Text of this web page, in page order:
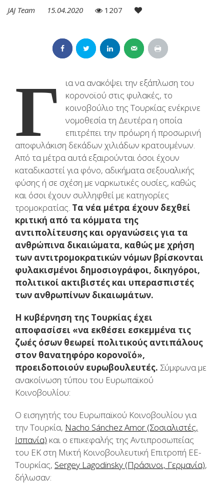
JAJ Team 15.04.2020 1207
Γ
ια να ανακόψει την εξάπλωση του
κορονοϊού στις φυλακές, το
κοινοβούλιο της Τουρκίας ενέκρινε
νομοθεσία τη Δευτέρα η οποία
επιτρέπει την πρόωρη ή προσωρινή
αποφυλάκιση δεκάδων χιλιάδων κρατουμένων.
Από τα μέτρα αυτά εξαιρούνται όσοι έχουν
καταδικαστεί για φόνο, αδικήματα σεξουαλικής
φύσης ή σε σχέση με ναρκωτικές ουσίες, καθώς
και όσοι έχουν συλληφθεί με κατηγορίες
τρομοκρατίας. Τα νέα μέτρα έχουν δεχθεί
κριτική από τα κόμματα της
αντιπολίτευσης και οργανώσεις για τα
ανθρώπινα δικαιώματα, καθώς με χρήση
των αντιτρομοκρατικών νόμων βρίσκονται
φυλακισμένοι δημοσιογράφοι, δικηγόροι,
πολιτικοί ακτιβιστές και υπερασπιστές
των ανθρωπίνων δικαιωμάτων.
Η κυβέρνηση της Τουρκίας έχει
αποφασίσει «να εκθέσει εσκεμμένα τις
ζωές όσων θεωρεί πολιτικούς αντιπάλους
στον θανατηφόρο κορονοϊό»,
προειδοποιούν ευρωβουλευτές. Σύμφωνα με
ανακοίνωση τύπου του Ευρωπαϊκού
Κοινοβουλίου:
Ο εισηγητής του Ευρωπαϊκού Κοινοβουλίου για
την Τουρκία, Nacho Sánchez Amor (Σοσιαλιστές,
Ισπανία) και ο επικεφαλής της Αντιπροσωπείας
του ΕΚ στη Μικτή Κοινοβουλευτική Επιτροπή ΕΕ-
Τουρκίας, Sergey Lagodinsky (Πράσινοι, Γερμανία),
δήλωσαν: